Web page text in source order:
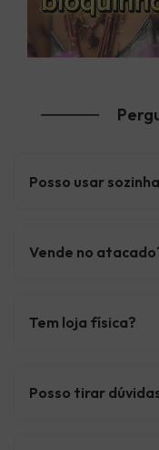
Posso usar
Vende no
Tem loja física?
Posso tirar